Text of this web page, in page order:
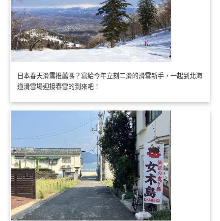
日本春天滑雪推薦嗎？寫給今年立刻二滑的滑雪新手，一起到北海
道滑雪場迎接春雪的到來吧！